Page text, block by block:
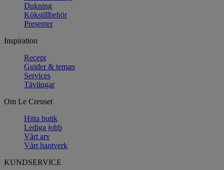
Dukning
Kökstillbehör
Presenter
Inspiration
Recept
Guider & teman
Services
Tävlingar
Om Le Creuset
Hitta butik
Lediga jobb
Vårt arv
Vårt hantverk
KUNDSERVICE